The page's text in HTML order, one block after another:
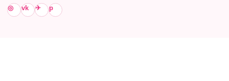
◎ vk ✈ p